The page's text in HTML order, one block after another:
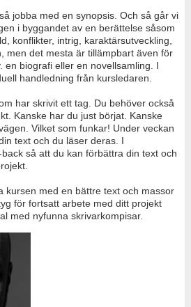
jobba med en synopsis. Och så går vi
i byggandet av en berättelse såsom
konflikter, intrig, karaktärsutveckling,
men det mesta är tillämpbart även för
en biografi eller en novellsamling. I
handledning från kursledaren.
har skrivit ett tag. Du behöver också
Kanske har du just börjat. Kanske
Vilket som funkar! Under veckan
text och du läser deras. I
så att du kan förbättra din text och
kursen med en bättre text och massor
för fortsatt arbete med ditt projekt
med nyfunna skrivarkompisar.